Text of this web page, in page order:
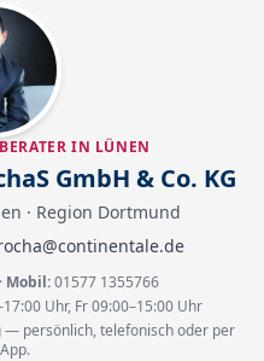
IN LÜNEN
GmbH & Co. KG
· Region Dortmund
Mobil: 01577 1355766
Uhr, Fr 09:00–15:00 Uhr
— persönlich, telefonisch oder per